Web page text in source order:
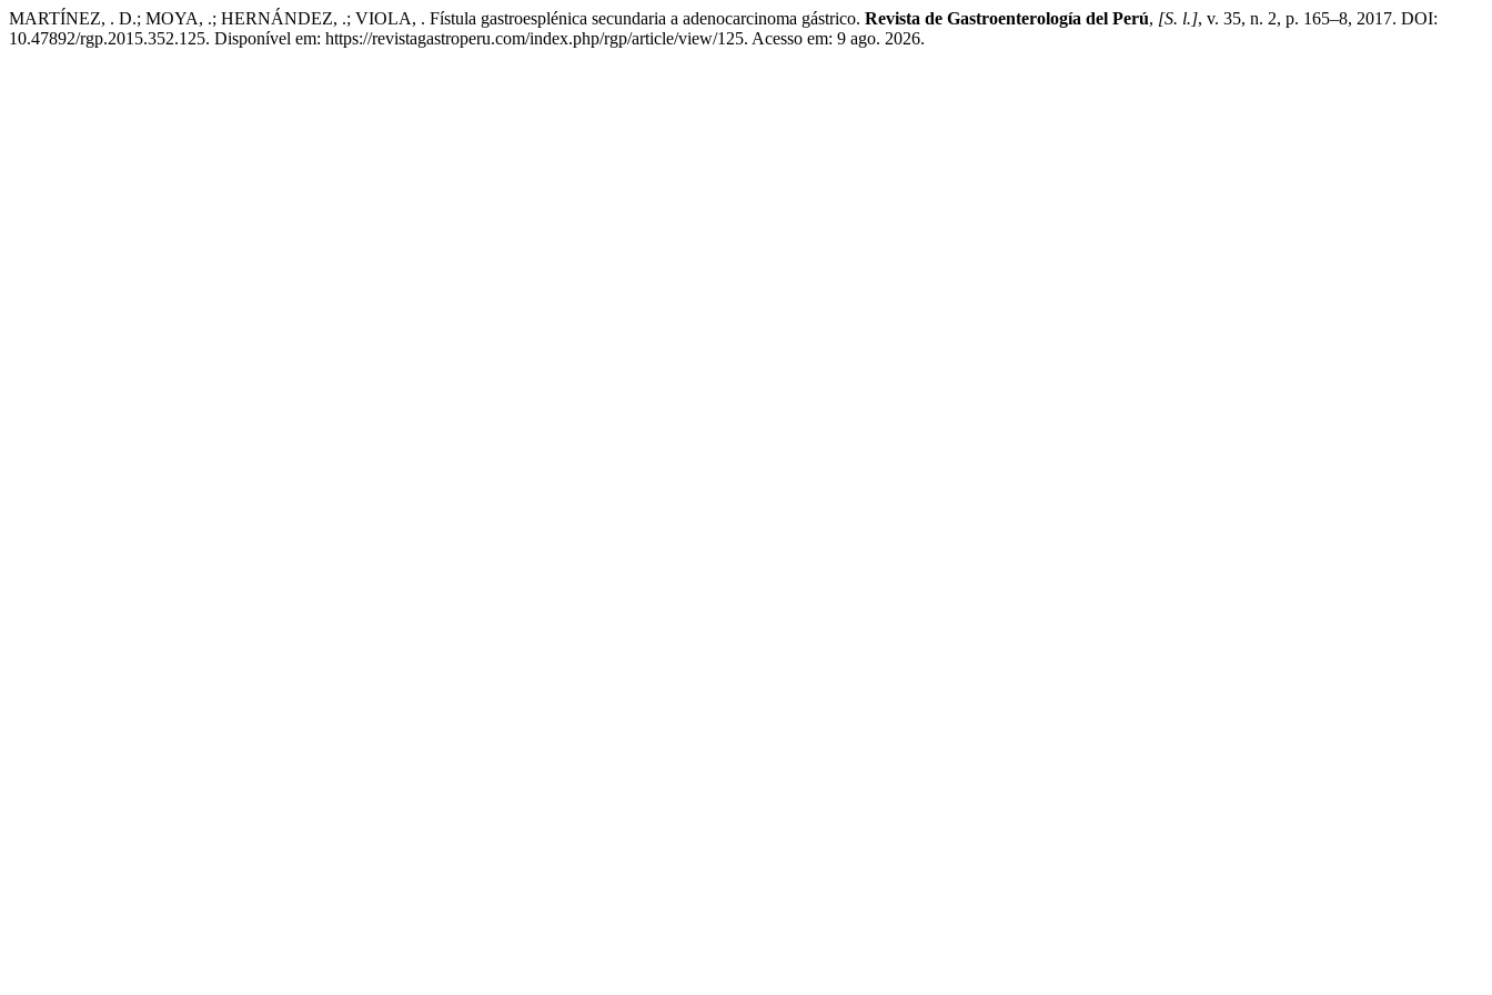
MARTÍNEZ, . D.; MOYA, .; HERNÁNDEZ, .; VIOLA, . Fístula gastroesplénica secundaria a adenocarcinoma gástrico. Revista de Gastroenterología del Perú, [S. l.], v. 35, n. 2, p. 165–8, 2017. DOI:
10.47892/rgp.2015.352.125. Disponível em: https://revistagastroperu.com/index.php/rgp/article/view/125. Acesso em: 9 ago. 2026.